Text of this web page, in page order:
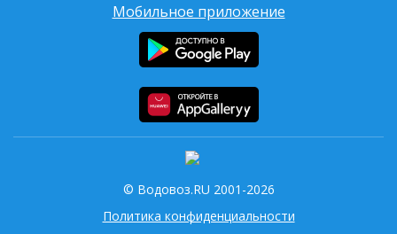
Мобильное приложение
© Водовоз.RU 2001-2026
Политика конфиденциальности